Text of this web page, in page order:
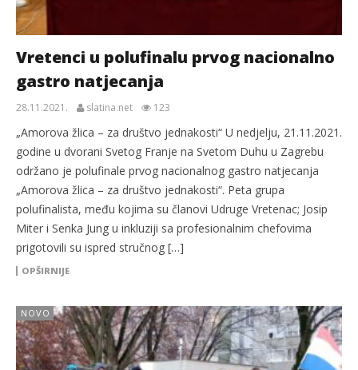
Vretenci u polufinalu prvog nacionalno
gastro natjecanja
28.11.2021. slatina.net 123
„Amorova žlica – za društvo jednakosti“ U nedjelju, 21.11.2021.
godine u dvorani Svetog Franje na Svetom Duhu u Zagrebu
održano je polufinale prvog nacionalnog gastro natjecanja
„Amorova žlica – za društvo jednakosti“. Peta grupa
polufinalista, među kojima su članovi Udruge Vretenac; Josip
Miter i Senka Jung u inkluziji sa profesionalnim chefovima
prigotovili su ispred stručnog […]
OPŠIRNIJE
NOVO